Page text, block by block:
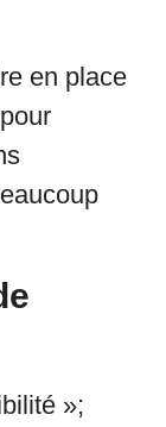
en place
»;